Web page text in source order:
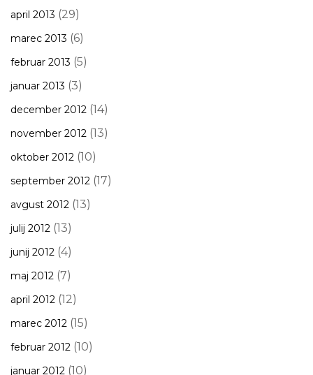
april 2013 (29)
marec 2013 (6)
februar 2013 (5)
januar 2013 (3)
december 2012 (14)
november 2012 (13)
oktober 2012 (10)
september 2012 (17)
avgust 2012 (13)
julij 2012 (13)
junij 2012 (4)
maj 2012 (7)
april 2012 (12)
marec 2012 (15)
februar 2012 (10)
januar 2012 (10)